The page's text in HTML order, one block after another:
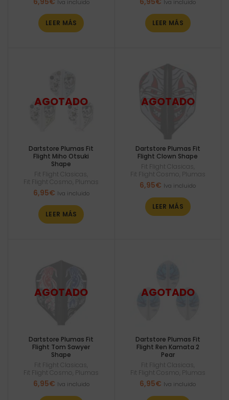
Iva incluido
LEER MÁS
Iva incluido
LEER MÁS
Dartstore Plumas Fit
Flight Miho Otsuki
Shape
Fit Flight Clasicas
Fit Flight Cosmo Plumas
6,95€ Iva incluido
LEER MÁS
Dartstore Plumas Fit
Flight Clown Shape
Fit Flight Clasicas
Fit Flight Cosmo Plumas
6,95€ Iva incluido
LEER MÁS
Dartstore Plumas Fit
Flight Tom Sawyer
Shape
Fit Flight Clasicas
Fit Flight Cosmo Plumas
6,95€ Iva incluido
Dartstore Plumas Fit
Flight Ren Kamata 2
Pear
Fit Flight Clasicas
Fit Flight Cosmo Plumas
6,95€ Iva incluido